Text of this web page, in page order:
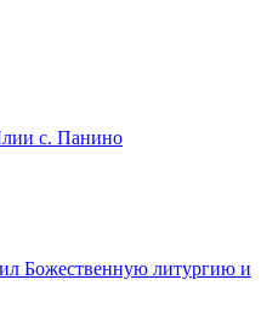
с. Панино
Божественную литургию и